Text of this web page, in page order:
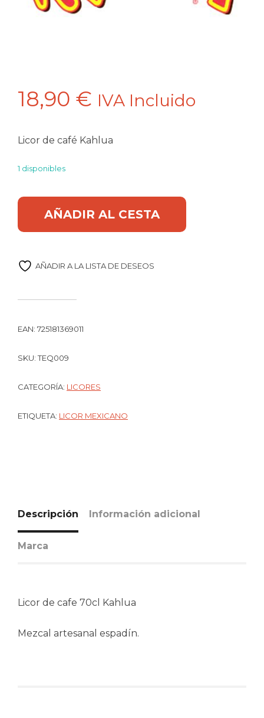
18,90 € IVA Incluido
Licor de café Kahlua
1 disponibles
AÑADIR AL CESTA
AÑADIR A LA LISTA DE DESEOS
EAN: 725181369011
SKU:TEQ009
CATEGORÍA: LICORES
ETIQUETA: LICOR MEXICANO
Descripción Información adicional
Marca
Licor de cafe 70cl Kahlua
Mezcal artesanal espadín.